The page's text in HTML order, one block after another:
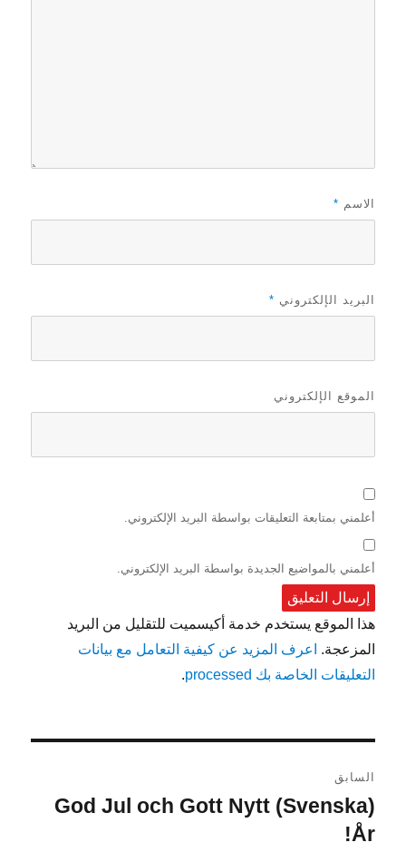
الاسم *
البريد الإلكتروني *
الموقع الإلكتروني
أعلمني بمتابعة التعليقات بواسطة البريد الإلكتروني.
أعلمني بالمواضيع الجديدة بواسطة البريد الإلكتروني.
هذا الموقع يستخدم خدمة أكيسميت للتقليل من البريد
المزعجة.
اعرف المزيد عن كيفية التعامل مع بيانات
التعليقات الخاصة بك processed
.
المقالات
السابق
المقالة
السابقة:
(Svenska) God Jul och Gott Nytt
År!